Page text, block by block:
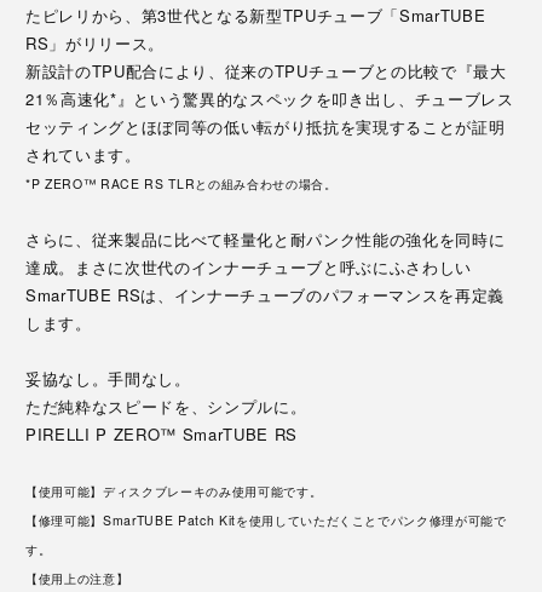
たピレリから、第3世代となる新型TPUチューブ「SmarTUBE
RS」がリリース。
新設計のTPU配合により、従来のTPUチューブとの比較で『最大
21％高速化*』という驚異的なスペックを叩き出し、チューブレス
セッティングとほぼ同等の低い転がり抵抗を実現することが証明
されています。
*P ZERO™ RACE RS TLRとの組み合わせの場合。
さらに、従来製品に比べて軽量化と耐パンク性能の強化を同時に
達成。まさに次世代のインナーチューブと呼ぶにふさわしい
SmarTUBE RSは、インナーチューブのパフォーマンスを再定義
します。
妥協なし。手間なし。
ただ純粋なスピードを、シンプルに。
PIRELLI P ZERO™ SmarTUBE RS
【使用可能】ディスクブレーキのみ使用可能です。
【修理可能】SmarTUBE Patch Kitを使用していただくことでパンク修理が可能で
す。
【使用上の注意】